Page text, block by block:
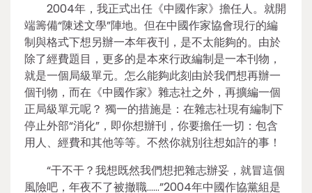
2004年，我正式出任《中國作家》擔任人。就開
端籌備“陳述文學”陣地。但在中國作家協會現行的編
制與格式下想另辦一本年夜刊，是不太能夠的。由於
除了經費題目，更多的是本來行政編制是一本刊物，
就是一個局級單元。怎么能夠此刻由於我們想再辦一
個刊物，而在《中國作家》雜志社之外，再擴編一個
正局級單元呢？ 獨一的措施是：在雜志社現有編制下
停止外部“消化”，即你想辦刊，你要擔任一切：包含
用人、經費和其他等等。不然你就別往想如許的事！
“干不干？我想既然我們想把雜志辦妥，就冒這個
風險吧，年夜不了被撤職……”2004年中國作協黨組是